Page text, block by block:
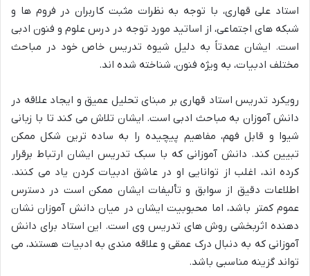
استاد علی قهاری، با توجه به نظرات مثبت کاربران در فروم ها و
شبکه های اجتماعی، از اساتید مورد توجه در درس علوم و فنون ادبی
است. ایشان عمدتاً به دلیل شیوه تدریس خاص خود در مباحث
مختلف ادبیات، به ویژه فنون، شناخته شده اند.
رویکرد تدریس استاد قهاری بر مبنای تحلیل عمیق و ایجاد علاقه در
دانش آموزان به مباحث ادبی است. ایشان تلاش می کند تا با زبانی
شیوا و قابل فهم، مفاهیم پیچیده را به ساده ترین شکل ممکن
تبیین کند. دانش آموزانی که با سبک تدریس ایشان ارتباط برقرار
کرده اند، اغلب از توانایی او در عاشق ادبیات کردن یاد می کنند.
اطلاعات دقیق از سوابق و تألیفات ایشان ممکن است در دسترس
عموم کمتر باشد، اما محبوبیت ایشان در میان دانش آموزان نشان
دهنده اثربخشی روش های تدریس وی است. این استاد برای دانش
آموزانی که به دنبال درک عمقی و علاقه مندی به ادبیات هستند، می
تواند گزینه مناسبی باشد.